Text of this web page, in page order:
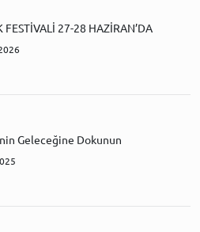
FESTİVALİ 27-28 HAZİRAN’DA
Geleceğine Dokunun